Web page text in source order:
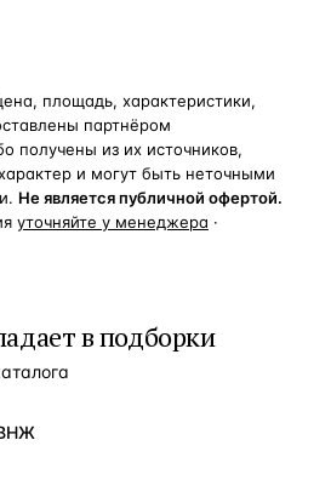
площадь, характеристики,
партнёром
получены из их источников,
и могут быть неточными
Не является публичной офертой.
уточняйте у менеджера ·
в подборки